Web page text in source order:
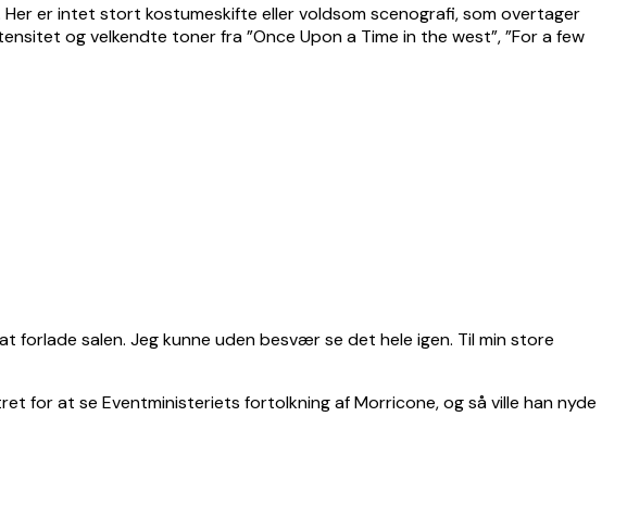
er intet stort kostumeskifte eller voldsom scenografi, som overtager
og velkendte toner fra ”Once Upon a Time in the west”, ”For a few
forlade salen. Jeg kunne uden besvær se det hele igen. Til min store
for at se Eventministeriets fortolkning af Morricone, og så ville han nyde